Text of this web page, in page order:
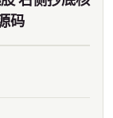
码